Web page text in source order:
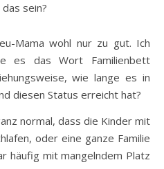
sein?
Mama wohl nur zu gut. Ich
es das Wort Familienbett
wie lange es in
diesen Status erreicht hat?
normal, dass die Kinder mit
oder eine ganze Familie
häufig mit mangelndem Platz